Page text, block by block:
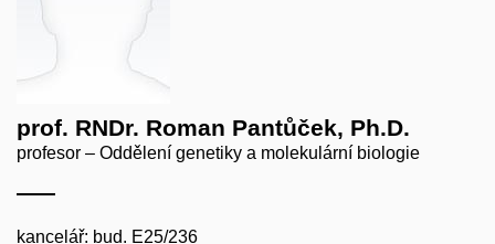
prof. RNDr. Roman Pantůček, Ph.D.
profesor – Oddělení genetiky a molekulární biologie
kancelář: bud. E25/236